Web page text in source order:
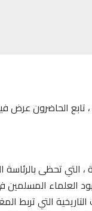
تابع الحاضرون عرض
تحظى بالرئاسة
العلماء المسلمين
التي تربط